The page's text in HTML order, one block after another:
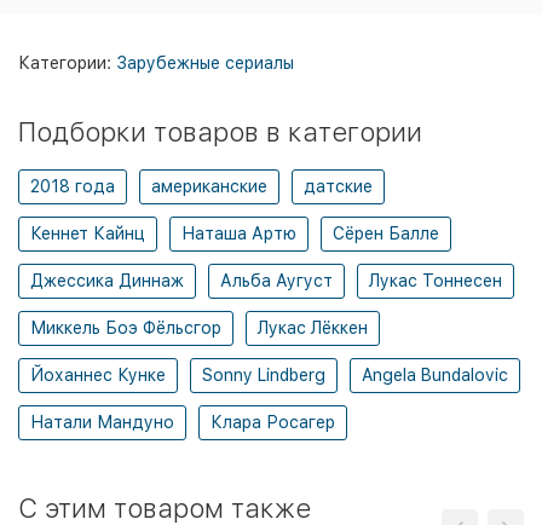
Категории: Зарубежные сериалы
Подборки товаров в категории
2018 года американские датские
Кеннет Кайнц Наташа Артю Сёрен Балле
Джессика Диннаж Альба Аугуст Лукас Тоннесен
Миккель Боэ Фёльсгор Лукас Лёккен
Йоханнес Кунке Sonny Lindberg Angela Bundalovic
Натали Мандуно Клара Росагер
C этим товаром также